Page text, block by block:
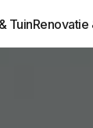
Tuin